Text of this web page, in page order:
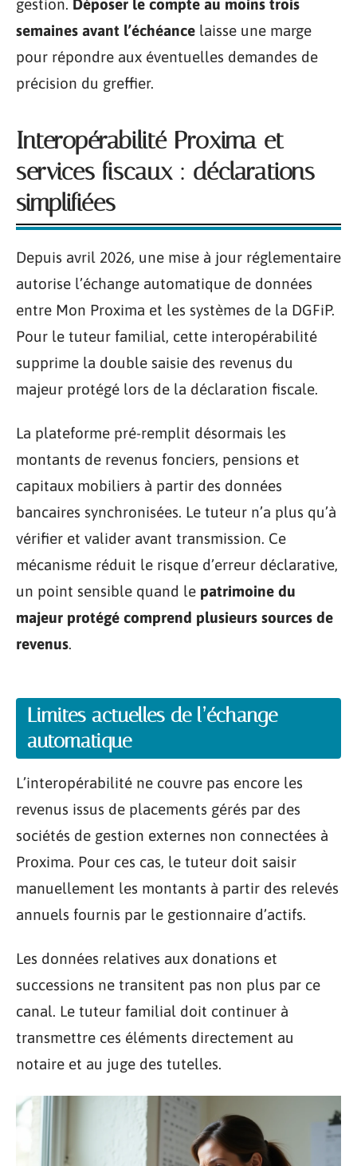
gestion. Déposer le compte au moins trois
semaines avant l’échéance laisse une marge
pour répondre aux éventuelles demandes de
précision du greffier.
Interopérabilité Proxima et
services fiscaux : déclarations
simplifiées
Depuis avril 2026, une mise à jour réglementaire
autorise l’échange automatique de données
entre Mon Proxima et les systèmes de la DGFiP.
Pour le tuteur familial, cette interopérabilité
supprime la double saisie des revenus du
majeur protégé lors de la déclaration fiscale.
La plateforme pré-remplit désormais les
montants de revenus fonciers, pensions et
capitaux mobiliers à partir des données
bancaires synchronisées. Le tuteur n’a plus qu’à
vérifier et valider avant transmission. Ce
mécanisme réduit le risque d’erreur déclarative,
un point sensible quand le patrimoine du
majeur protégé comprend plusieurs sources de
revenus.
Limites actuelles de l’échange
automatique
L’interopérabilité ne couvre pas encore les
revenus issus de placements gérés par des
sociétés de gestion externes non connectées à
Proxima. Pour ces cas, le tuteur doit saisir
manuellement les montants à partir des relevés
annuels fournis par le gestionnaire d’actifs.
Les données relatives aux donations et
successions ne transitent pas non plus par ce
canal. Le tuteur familial doit continuer à
transmettre ces éléments directement au
notaire et au juge des tutelles.